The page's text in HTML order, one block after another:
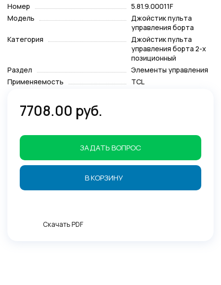
Номер
5.81.9.00011F
Модель
Джойстик пульта
управления борта
Категория
Джойстик пульта
управления борта 2-х
позиционный
Раздел
Элементы управления
Применяемость
TCL
7708.00 руб.
ЗАДАТЬ ВОПРОС
В КОРЗИНУ
Скачать PDF